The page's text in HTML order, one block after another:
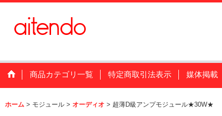
商品カテゴリ一覧 特定商取引法表示 媒体掲載
ホーム > モジュール > オーディオ > 超薄D級アンプモジュール★30W★